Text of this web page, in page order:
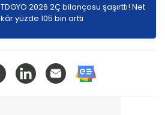
TDGYO 2026 2Ç bilançosu şaşırttı! Net
kâr yüzde 105 bin arttı